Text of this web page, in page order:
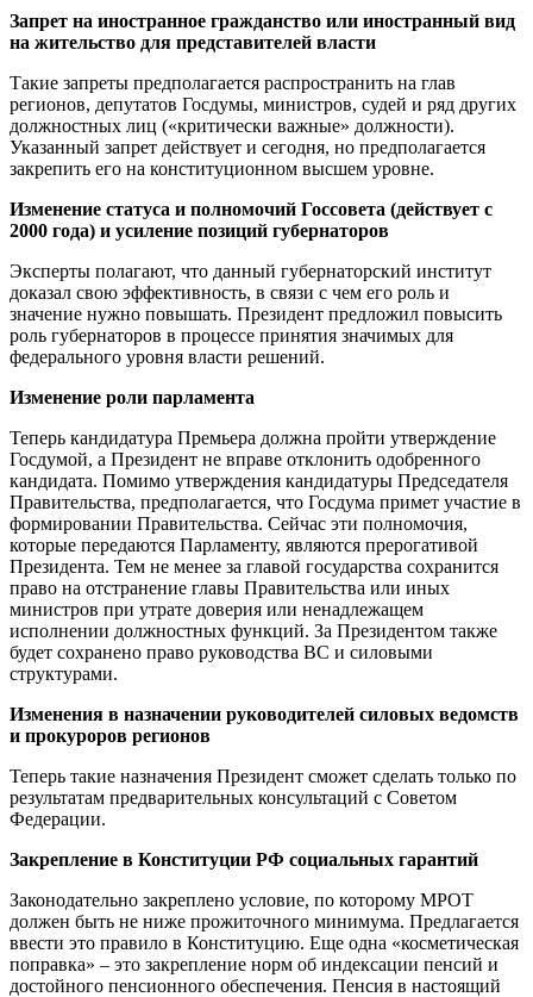
Запрет на иностранное гражданство или иностранный вид
на жительство для представителей власти
Такие запреты предполагается распространить на глав
регионов, депутатов Госдумы, министров, судей и ряд других
должностных лиц («критически важные» должности).
Указанный запрет действует и сегодня, но предполагается
закрепить его на конституционном высшем уровне.
Изменение статуса и полномочий Госсовета (действует с
2000 года) и усиление позиций губернаторов
Эксперты полагают, что данный губернаторский институт
доказал свою эффективность, в связи с чем его роль и
значение нужно повышать. Президент предложил повысить
роль губернаторов в процессе принятия значимых для
федерального уровня власти решений.
Изменение роли парламента
Теперь кандидатура Премьера должна пройти утверждение
Госдумой, а Президент не вправе отклонить одобренного
кандидата. Помимо утверждения кандидатуры Председателя
Правительства, предполагается, что Госдума примет участие в
формировании Правительства. Сейчас эти полномочия,
которые передаются Парламенту, являются прерогативой
Президента. Тем не менее за главой государства сохранится
право на отстранение главы Правительства или иных
министров при утрате доверия или ненадлежащем
исполнении должностных функций. За Президентом также
будет сохранено право руководства ВС и силовыми
структурами.
Изменения в назначении руководителей силовых ведомств
и прокуроров регионов
Теперь такие назначения Президент сможет сделать только по
результатам предварительных консультаций с Советом
Федерации.
Закрепление в Конституции РФ социальных гарантий
Законодательно закреплено условие, по которому МРОТ
должен быть не ниже прожиточного минимума. Предлагается
ввести это правило в Конституцию. Еще одна «косметическая
поправка» – это закрепление норм об индексации пенсий и
достойного пенсионного обеспечения. Пенсия в настоящий